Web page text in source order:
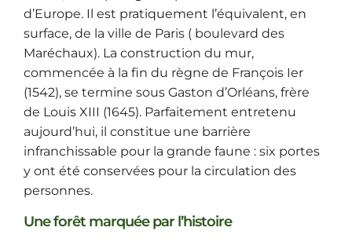
d’Europe. Il est pratiquement l’équivalent, en
surface, de la ville de Paris ( boulevard des
Maréchaux). La construction du mur,
commencée à la fin du règne de François Ier
(1542), se termine sous Gaston d’Orléans, frère
de Louis XIII (1645). Parfaitement entretenu
aujourd’hui, il constitue une barrière
infranchissable pour la grande faune : six portes
y ont été conservées pour la circulation des
personnes.
Une forêt marquée par l’histoire